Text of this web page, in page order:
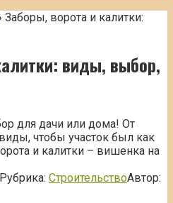
Заборы, ворота и калитки:
виды, выбор,
для дачи или дома! От
чтобы участок был как
и калитки – вишенка на
Рубрика: СтроительствоАвтор: